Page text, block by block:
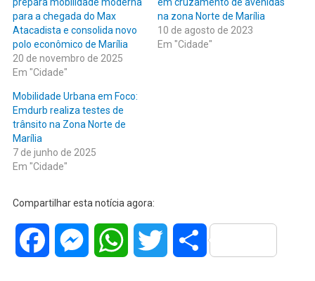
para a chegada do Max
Atacadista e consolida novo
polo econômico de Marília
20 de novembro de 2025
Em "Cidade"
na zona Norte de Marília
10 de agosto de 2023
Em "Cidade"
Mobilidade Urbana em Foco:
Emdurb realiza testes de
trânsito na Zona Norte de
Marília
7 de junho de 2025
Em "Cidade"
Compartilhar esta notícia agora:
Facebook MessengerWhatsAppTwitter Share